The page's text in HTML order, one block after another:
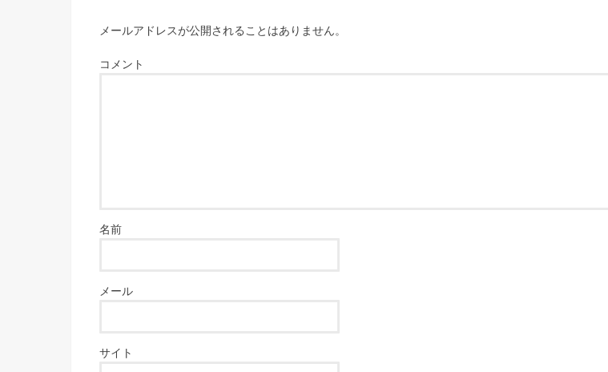
メールアドレスが公開されることはありません。
コメント
名前
メール
サイト